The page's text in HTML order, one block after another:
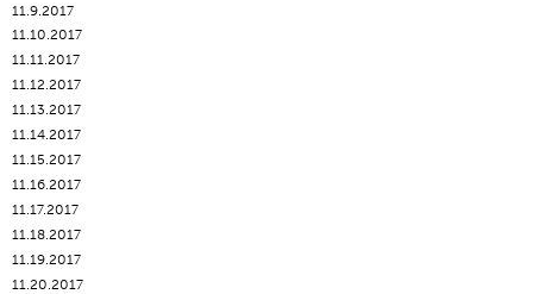
11.9.2017
11.10.2017
11.11.2017
11.12.2017
11.13.2017
11.14.2017
11.15.2017
11.16.2017
11.17.2017
11.18.2017
11.19.2017
11.20.2017